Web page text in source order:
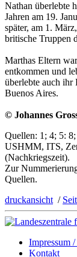
Nathan überlebte
Jahren am 19.
später, am 1.
britische Truppen
Marthas Eltern
entkommen und
überlebte auch ihr
Buenos Aires.
© Johannes
Quellen: 1; 4; 5:
USHMM, ITS,
(Nachkriegszeit).
Zur
Quellen.
druckansicht /
Impressum
Kontakt